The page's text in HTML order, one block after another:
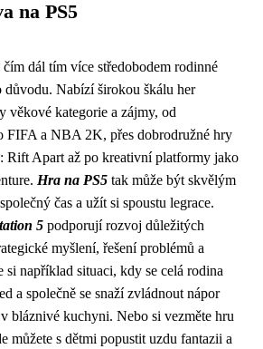
na PS5
čím dál tím více středobodem rodinné
důvodu. Nabízí širokou škálu her
věkové kategorie a zájmy, od
FIFA a NBA 2K, přes dobrodružné hry
Rift Apart až po kreativní platformy jako
Hra na PS5 tak může být skvělým
čas a užít si spoustu legrace.
5 podporují rozvoj důležitých
myšlení, řešení problémů a
si například situaci, kdy se celá rodina
a společně se snaží zvládnout nápor
bláznivé kuchyni. Nebo si vezměte hru
můžete s dětmi popustit uzdu fantazii a